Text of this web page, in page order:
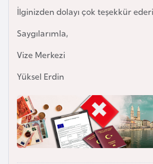
İlginizden dolayı çok teşekkür
Saygılarımla,
Vize Merkezi
Yüksel Erdin
i
n
a
a
s
Ç
a
d